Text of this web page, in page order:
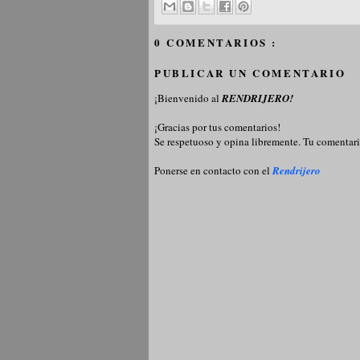
0 COMENTARIOS :
PUBLICAR UN COMENTARIO
¡Bienvenido alRENDRIJERO!
¡Gracias por tus comentarios!
Se respetuoso y opina libremente. Tu
Ponerse en contacto con elRendrijero